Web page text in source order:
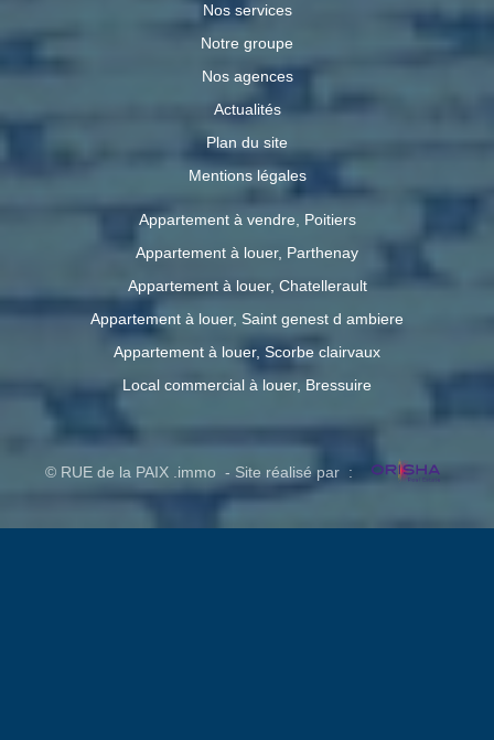
Nos services
Notre groupe
Nos agences
Actualités
Plan du site
Mentions légales
Appartement à vendre, Poitiers
Appartement à louer, Parthenay
Appartement à louer, Chatellerault
Appartement à louer, Saint genest d ambiere
Appartement à louer, Scorbe clairvaux
Local commercial à louer, Bressuire
© RUE de la PAIX .immo - Site réalisé par :